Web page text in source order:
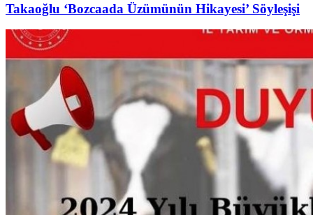
Takaoğlu ‘Bozcaada Üzümünün Hikayesi’ Söyleşişi